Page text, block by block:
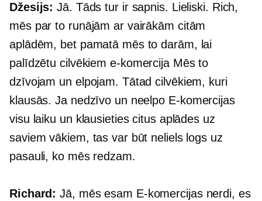
Džesijs: Jā. Tāds tur ir sapnis. Lieliski. Rich,
mēs par to runājām ar vairākām citām
aplādēm, bet pamatā mēs to darām, lai
palīdzētu cilvēkiem e-komercijaMēs to
dzīvojam un elpojam. Tātad cilvēkiem, kuri
klausās. Ja nedzīvo un neelpo E-komercijas
visu laiku un klausieties citus aplādes uz
saviem vākiem, tas var būt neliels logs uz
pasauli, ko mēs redzam.
Richard: Jā, mēs esam E-komercijasnerdi, es